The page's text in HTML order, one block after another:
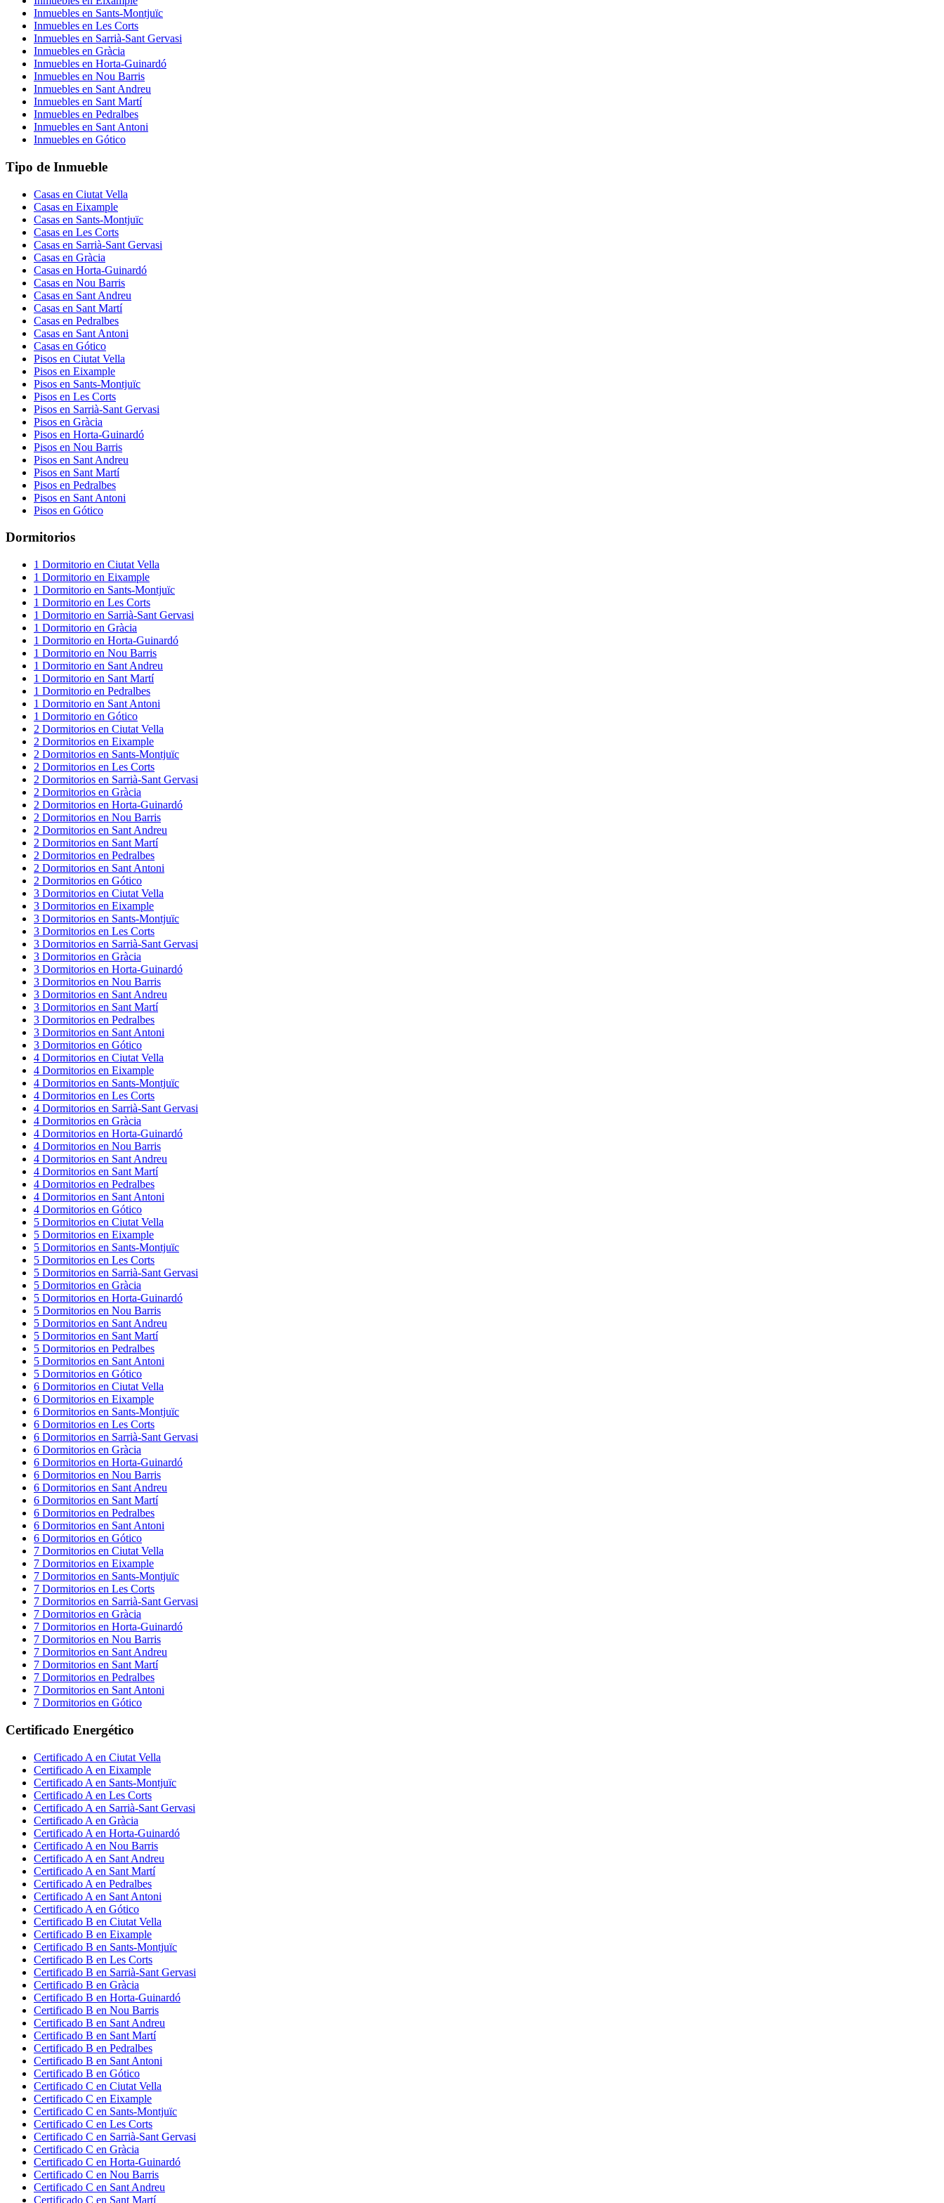
Inmuebles en Sants-Montjuïc
Inmuebles en Les Corts
Inmuebles en Sarrià-Sant Gervasi
Inmuebles en Gràcia
Inmuebles en Horta-Guinardó
Inmuebles en Nou Barris
Inmuebles en Sant Andreu
Inmuebles en Sant Martí
Inmuebles en Pedralbes
Inmuebles en Sant Antoni
Inmuebles en Gótico
Tipo de Inmueble
Casas en Ciutat Vella
Casas en Eixample
Casas en Sants-Montjuïc
Casas en Les Corts
Casas en Sarrià-Sant Gervasi
Casas en Gràcia
Casas en Horta-Guinardó
Casas en Nou Barris
Casas en Sant Andreu
Casas en Sant Martí
Casas en Pedralbes
Casas en Sant Antoni
Casas en Gótico
Pisos en Ciutat Vella
Pisos en Eixample
Pisos en Sants-Montjuïc
Pisos en Les Corts
Pisos en Sarrià-Sant Gervasi
Pisos en Gràcia
Pisos en Horta-Guinardó
Pisos en Nou Barris
Pisos en Sant Andreu
Pisos en Sant Martí
Pisos en Pedralbes
Pisos en Sant Antoni
Pisos en Gótico
Dormitorios
1 Dormitorio en Ciutat Vella
1 Dormitorio en Eixample
1 Dormitorio en Sants-Montjuïc
1 Dormitorio en Les Corts
1 Dormitorio en Sarrià-Sant Gervasi
1 Dormitorio en Gràcia
1 Dormitorio en Horta-Guinardó
1 Dormitorio en Nou Barris
1 Dormitorio en Sant Andreu
1 Dormitorio en Sant Martí
1 Dormitorio en Pedralbes
1 Dormitorio en Sant Antoni
1 Dormitorio en Gótico
2 Dormitorios en Ciutat Vella
2 Dormitorios en Eixample
2 Dormitorios en Sants-Montjuïc
2 Dormitorios en Les Corts
2 Dormitorios en Sarrià-Sant Gervasi
2 Dormitorios en Gràcia
2 Dormitorios en Horta-Guinardó
2 Dormitorios en Nou Barris
2 Dormitorios en Sant Andreu
2 Dormitorios en Sant Martí
2 Dormitorios en Pedralbes
2 Dormitorios en Sant Antoni
2 Dormitorios en Gótico
3 Dormitorios en Ciutat Vella
3 Dormitorios en Eixample
3 Dormitorios en Sants-Montjuïc
3 Dormitorios en Les Corts
3 Dormitorios en Sarrià-Sant Gervasi
3 Dormitorios en Gràcia
3 Dormitorios en Horta-Guinardó
3 Dormitorios en Nou Barris
3 Dormitorios en Sant Andreu
3 Dormitorios en Sant Martí
3 Dormitorios en Pedralbes
3 Dormitorios en Sant Antoni
3 Dormitorios en Gótico
4 Dormitorios en Ciutat Vella
4 Dormitorios en Eixample
4 Dormitorios en Sants-Montjuïc
4 Dormitorios en Les Corts
4 Dormitorios en Sarrià-Sant Gervasi
4 Dormitorios en Gràcia
4 Dormitorios en Horta-Guinardó
4 Dormitorios en Nou Barris
4 Dormitorios en Sant Andreu
4 Dormitorios en Sant Martí
4 Dormitorios en Pedralbes
4 Dormitorios en Sant Antoni
4 Dormitorios en Gótico
5 Dormitorios en Ciutat Vella
5 Dormitorios en Eixample
5 Dormitorios en Sants-Montjuïc
5 Dormitorios en Les Corts
5 Dormitorios en Sarrià-Sant Gervasi
5 Dormitorios en Gràcia
5 Dormitorios en Horta-Guinardó
5 Dormitorios en Nou Barris
5 Dormitorios en Sant Andreu
5 Dormitorios en Sant Martí
5 Dormitorios en Pedralbes
5 Dormitorios en Sant Antoni
5 Dormitorios en Gótico
6 Dormitorios en Ciutat Vella
6 Dormitorios en Eixample
6 Dormitorios en Sants-Montjuïc
6 Dormitorios en Les Corts
6 Dormitorios en Sarrià-Sant Gervasi
6 Dormitorios en Gràcia
6 Dormitorios en Horta-Guinardó
6 Dormitorios en Nou Barris
6 Dormitorios en Sant Andreu
6 Dormitorios en Sant Martí
6 Dormitorios en Pedralbes
6 Dormitorios en Sant Antoni
6 Dormitorios en Gótico
7 Dormitorios en Ciutat Vella
7 Dormitorios en Eixample
7 Dormitorios en Sants-Montjuïc
7 Dormitorios en Les Corts
7 Dormitorios en Sarrià-Sant Gervasi
7 Dormitorios en Gràcia
7 Dormitorios en Horta-Guinardó
7 Dormitorios en Nou Barris
7 Dormitorios en Sant Andreu
7 Dormitorios en Sant Martí
7 Dormitorios en Pedralbes
7 Dormitorios en Sant Antoni
7 Dormitorios en Gótico
Certificado Energético
Certificado A en Ciutat Vella
Certificado A en Eixample
Certificado A en Sants-Montjuïc
Certificado A en Les Corts
Certificado A en Sarrià-Sant Gervasi
Certificado A en Gràcia
Certificado A en Horta-Guinardó
Certificado A en Nou Barris
Certificado A en Sant Andreu
Certificado A en Sant Martí
Certificado A en Pedralbes
Certificado A en Sant Antoni
Certificado A en Gótico
Certificado B en Ciutat Vella
Certificado B en Eixample
Certificado B en Sants-Montjuïc
Certificado B en Les Corts
Certificado B en Sarrià-Sant Gervasi
Certificado B en Gràcia
Certificado B en Horta-Guinardó
Certificado B en Nou Barris
Certificado B en Sant Andreu
Certificado B en Sant Martí
Certificado B en Pedralbes
Certificado B en Sant Antoni
Certificado B en Gótico
Certificado C en Ciutat Vella
Certificado C en Eixample
Certificado C en Sants-Montjuïc
Certificado C en Les Corts
Certificado C en Sarrià-Sant Gervasi
Certificado C en Gràcia
Certificado C en Horta-Guinardó
Certificado C en Nou Barris
Certificado C en Sant Andreu
Certificado C en Sant Martí